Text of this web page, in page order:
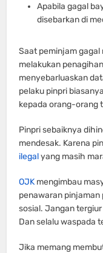
Apabila gagal
disebarkan di
Saat peminjam
melakukan
menyebarluaskan
pelaku pinpri
kepada orang-orang
Pinpri sebaiknya
mendesak. Karena
ilegalyang masih
OJK mengimbau
penawaran pinjaman
sosial. Jangan
Dan selalu waspada
Jika memang